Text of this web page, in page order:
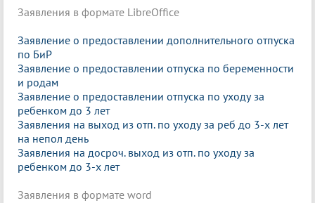
Заявления в формате LibreOffice
Заявление о предоставлении дополнительного отпуска
по БиР
Заявление о предоставлении отпуска по беременности
и родам
Заявление о предоставлении отпуска по уходу за
ребенком до 3 лет
Заявления на выход из отп. по уходу за реб до 3-х лет
на непол день
Заявления на досроч. выход из отп. по уходу за
ребенком до 3-х лет
Заявления в формате word